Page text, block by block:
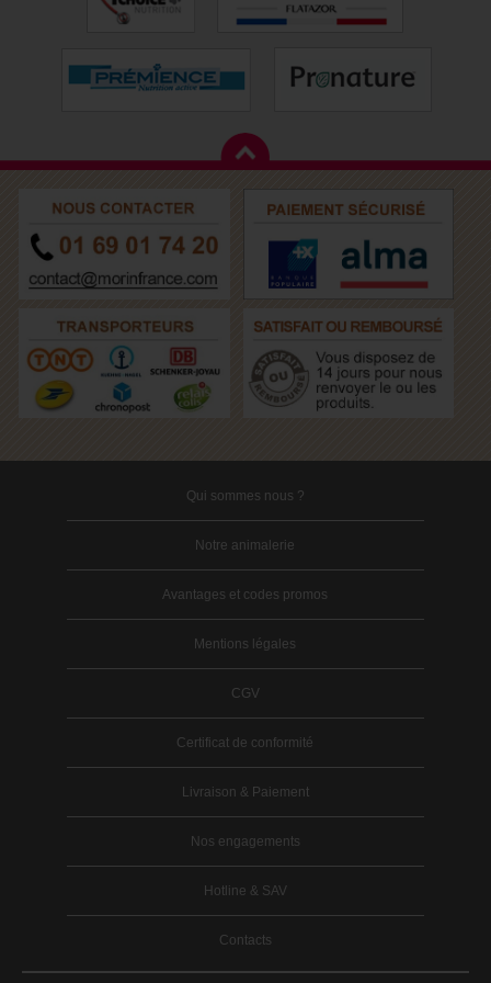
Qui sommes nous ?
Notre animalerie
Avantages et codes promos
Mentions légales
CGV
Certificat de conformité
Livraison & Paiement
Nos engagements
Hotline & SAV
Contacts